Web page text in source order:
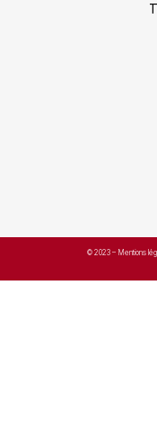
© 2023 – Mentions